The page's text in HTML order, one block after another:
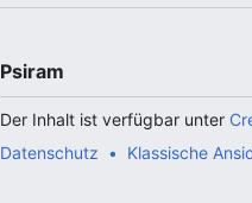
Psiram
Der Inhalt ist verfügbar unter
Datenschutz
Klassische